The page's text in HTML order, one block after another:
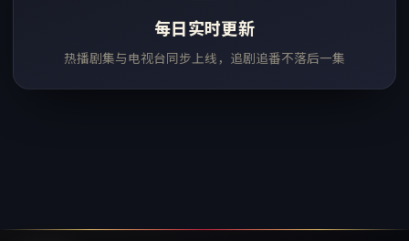
每日实时更新
热播剧集与电视台同步上线，追剧追番不落后一集